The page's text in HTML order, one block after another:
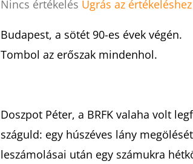
A
átlagos
értékelése
0,0
csillag.
Nincs értékelés Ugrás az értékeléshez
Budapest, a sötét 90-es évek végén.
Tombol az erőszak mindenhol.
Doszpot Péter, a BRFK valaha volt
száguld: egy húszéves lány
leszámolásai után egy számukra